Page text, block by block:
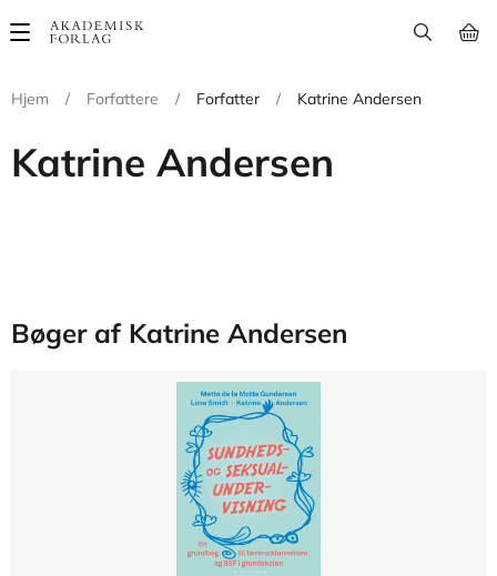
Main
Hjem
/ Forfattere / Forfatter / Katrine Andersen
Katrine Andersen
Bøger af Katrine Andersen